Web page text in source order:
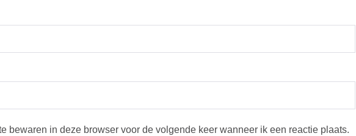
bewaren in deze browser voor de volgende keer wanneer ik een reactie plaats.